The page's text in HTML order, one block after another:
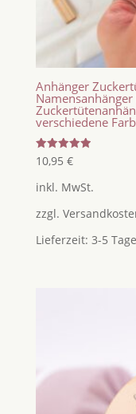
Anhänger
verschiedene
Bewertet
mit
von 5
10,95 €
inkl. MwSt.
zzgl.
Lieferzeit: 3-5 Tage